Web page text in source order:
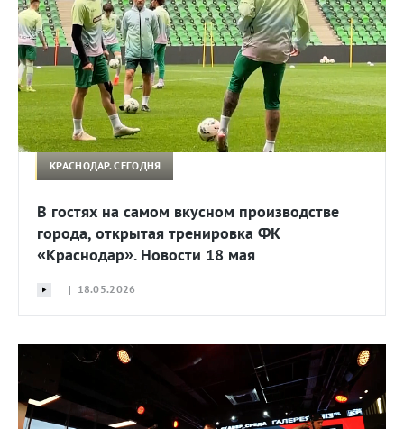
КРАСНОДАР. СЕГОДНЯ
В гостях на самом вкусном производстве
города, открытая тренировка ФК
«Краснодар». Новости 18 мая
| 18.05.2026